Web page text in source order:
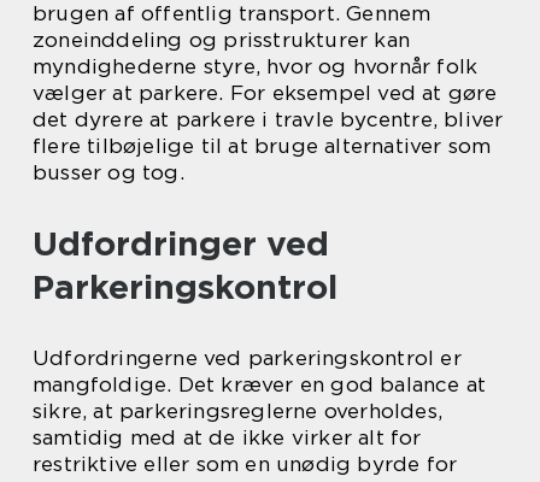
brugen af offentlig transport. Gennem
zoneinddeling og prisstrukturer kan
myndighederne styre, hvor og hvornår folk
vælger at parkere. For eksempel ved at gøre
det dyrere at parkere i travle bycentre, bliver
flere tilbøjelige til at bruge alternativer som
busser og tog.
Udfordringer ved
Parkeringskontrol
Udfordringerne ved parkeringskontrol er
mangfoldige. Det kræver en god balance at
sikre, at parkeringsreglerne overholdes,
samtidig med at de ikke virker alt for
restriktive eller som en unødig byrde for